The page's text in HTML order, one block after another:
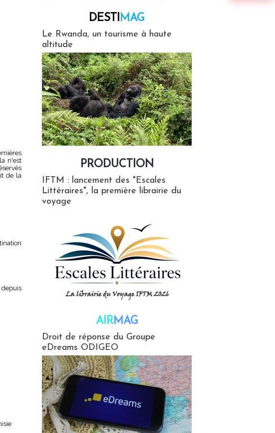
n'est
de la
DESTIMAG
Le Rwanda, un tourisme à haute
altitude
PRODUCTION
IFTM : lancement des "Escales
Littéraires", la première librairie du
voyage
AIRMAG
Droit de réponse du Groupe
eDreams ODIGEO